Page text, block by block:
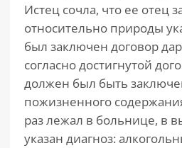
Истец сочла, что ее отец
относительно природы
был заключен договор
согласно достигнутой
должен был быть
пожизненного
раз лежал в больнице, в
указан диагноз: